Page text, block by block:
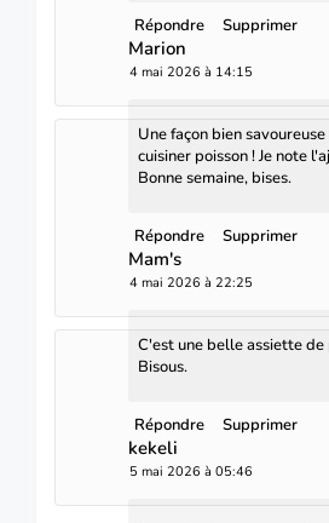
Répondre Supprimer
Marion
4 mai 2026 à 14:15
Une façon bien
cuisiner poisson ! Je note
Bonne semaine, bises.
Répondre Supprimer
Mam's
4 mai 2026 à 22:25
C'est une belle assiette de
Bisous.
Répondre Supprimer
kekeli
5 mai 2026 à 05:46